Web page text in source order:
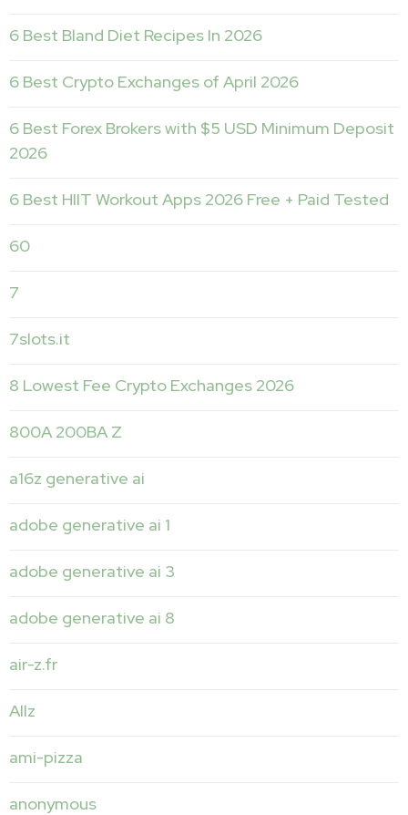
6 Best Bland Diet Recipes In 2026
6 Best Crypto Exchanges of April 2026
6 Best Forex Brokers with $5 USD Minimum Deposit ️
2026
6 Best HIIT Workout Apps 2026 Free + Paid Tested
60
7
7slots.it
8 Lowest Fee Crypto Exchanges 2026
800A 200BA Z
a16z generative ai
adobe generative ai 1
adobe generative ai 3
adobe generative ai 8
air-z.fr
Allz
ami-pizza
anonymous